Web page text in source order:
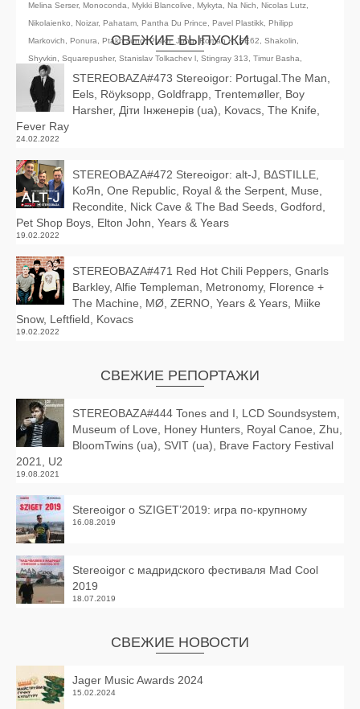
Melina Serser, Monoconda Mykki Blancolive Mykyta Na Nich Nicolas Lutz
Nikolaienko
Noizar, Pahatam Pantha Du Prince Pavel Plastikk Philipp
Markovich
Ponura Ptakh Jung,Ptakh_Jung, Roman K,SE62 Shakolin
Shyvkin
Squarepusher, Stanislav Tolkachev l Stingray 313 Timur Basha
Trippsy
Voin Oruwu,Vova Klk,Yves Tumor,zolaa
СВЕЖИЕ ВЫПУСКИ
STEREOBAZA#473 Stereoigor: Portugal.The Man,
Eels, Röyksopp, Goldfrapp, Trentemøller, Boy
Harsher, Діти Інженерів (ua), Kovacs, The Knife,
Fever Ray
24.02.2022
STEREOBAZA#472 Stereoigor: alt‑J, BΔSTILLE,
KoЯn, One Republic, Royal & the Serpent, Muse,
Recondite, Nick Cave & The Bad Seeds, Godford,
Pet Shop Boys, Elton John, Years & Years
19.02.2022
STEREOBAZA#471 Red Hot Chili Peppers, Gnarls
Barkley, Alfie Templeman, Metronomy, Florence +
The Machine, MØ, ZERNO, Years & Years, Miike
Snow, Leftfield, Kovacs
19.02.2022
СВЕЖИЕ РЕПОРТАЖИ
STEREOBAZA#444 Tones and I, LCD Soundsystem,
Museum of Love, Honey Hunters, Royal Canoe, Zhu,
BloomTwins (ua), SVIT (ua), Brave Factory Festival
2021, U2
19.08.2021
Stereoigor о SZIGET’2019: игра по-крупному
16.08.2019
Stereoigor с мадридского фестиваля Mad Cool
2019
18.07.2019
СВЕЖИЕ НОВОСТИ
Jager Music Awards 2024
15.02.2024